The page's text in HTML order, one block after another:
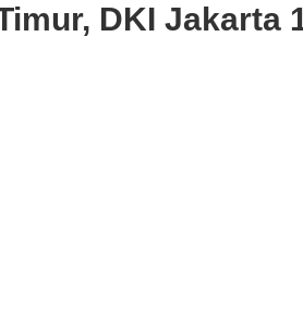
DKI Jakarta